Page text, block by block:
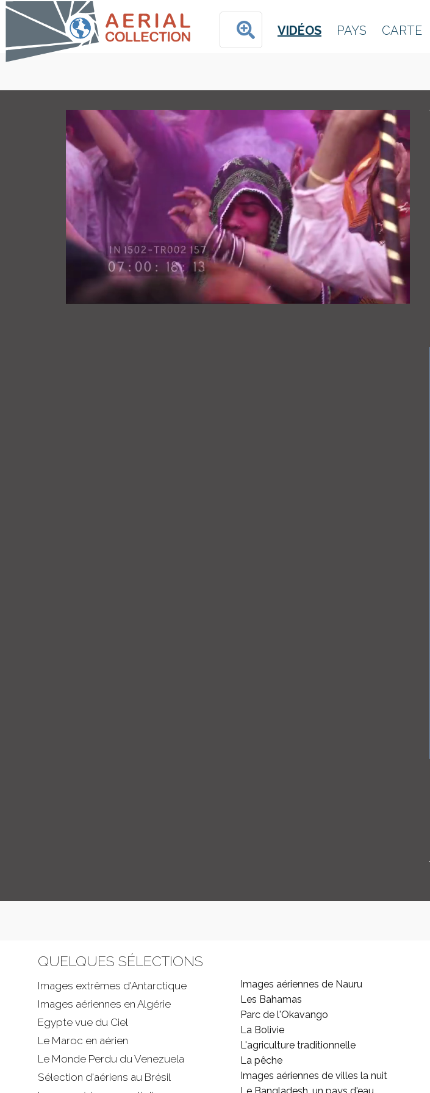
VIDÉOS PAYS CARTE
QUELQUES SÉLECTIONS
Images extrêmes d'Antarctique
Images aériennes en Algérie
Egypte vue du Ciel
Le Maroc en aérien
Le Monde Perdu du Venezuela
Sélection d'aériens au Brésil
Images aériennes de Nauru
Les Bahamas
Parc de l'Okavango
La Bolivie
L'agriculture traditionnelle
La pêche
Images aériennes de villes la nuit